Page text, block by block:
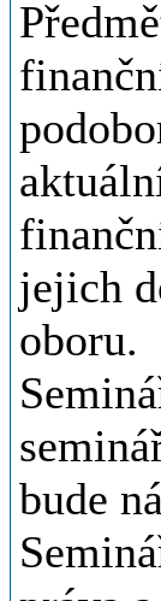
jejich
oboru.
bude